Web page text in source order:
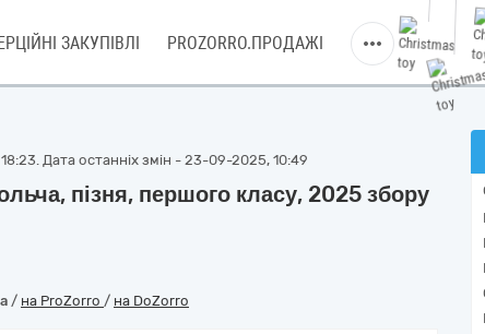
ЗАКУПІВЛІ PROZORRO.ПРОДАЖІ
Дата останніх змін - 23-09-2025, 10:49
пізня, першого класу, 2025 збору
/ на ProZorro / на DoZorro